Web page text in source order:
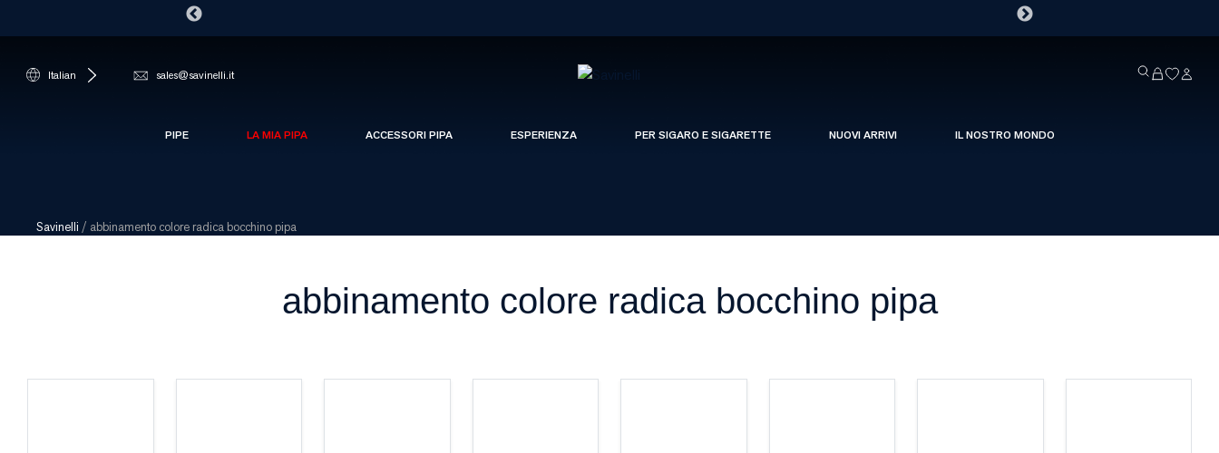
Italian sales@savinelli.it
PIPE LA MIA PIPA ACCESSORI PIPA ESPERIENZA PER SIGARO E SIGARETTE NUOVI ARRIVI IL NOSTRO MONDO
Savinelli / abbinamento colore radica bocchino pipa
abbinamento colore radica bocchino pipa